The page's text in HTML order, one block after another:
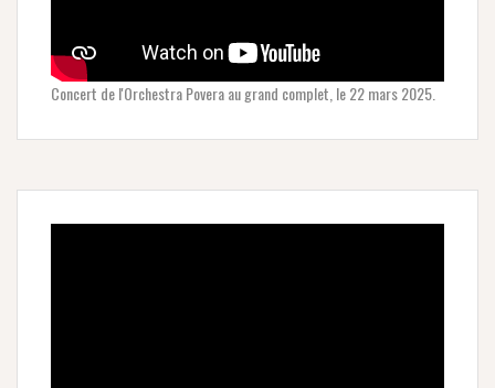
Concert de l'Orchestra Povera au grand complet, le 22 mars 2025.